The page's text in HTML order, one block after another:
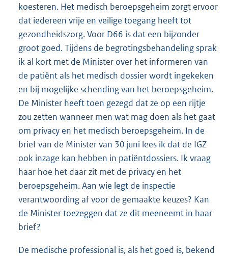
koesteren. Het medisch beroepsgeheim zorgt ervoor
dat iedereen vrije en veilige toegang heeft tot
gezondheidszorg. Voor D66 is dat een bijzonder
groot goed. Tijdens de begrotingsbehandeling sprak
ik al kort met de Minister over het informeren van
de patiënt als het medisch dossier wordt ingekeken
en bij mogelijke schending van het beroepsgeheim.
De Minister heeft toen gezegd dat ze op een rijtje
zou zetten wanneer men wat mag doen als het gaat
om privacy en het medisch beroepsgeheim. In de
brief van de Minister van 30 juni lees ik dat de IGZ
ook inzage kan hebben in patiëntdossiers. Ik vraag
haar hoe het daar zit met de privacy en het
beroepsgeheim. Aan wie legt de inspectie
verantwoording af voor de gemaakte keuzes? Kan
de Minister toezeggen dat ze dit meeneemt in haar
brief?
De medische professional is, als het goed is, bekend